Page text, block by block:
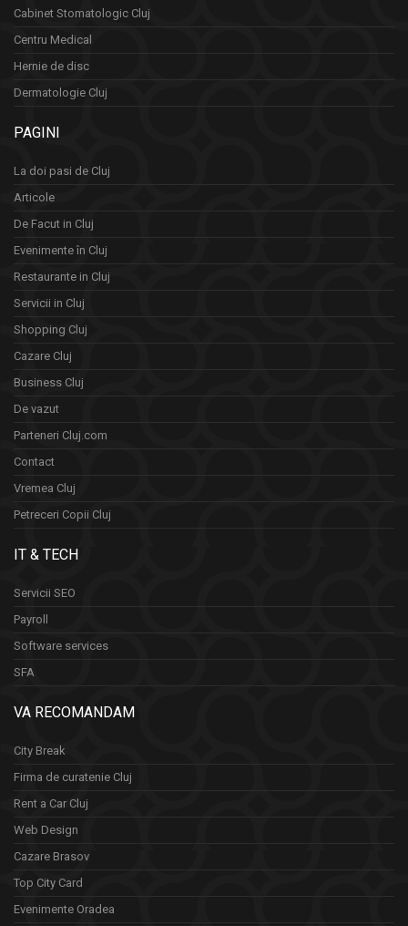
Cabinet Stomatologic Cluj
Centru Medical
Hernie de disc
Dermatologie Cluj
PAGINI
La doi pasi de Cluj
Articole
De Facut in Cluj
Evenimente în Cluj
Restaurante in Cluj
Servicii in Cluj
Shopping Cluj
Cazare Cluj
Business Cluj
De vazut
Parteneri Cluj.com
Contact
Vremea Cluj
Petreceri Copii Cluj
IT & TECH
Servicii SEO
Payroll
Software services
SFA
VA RECOMANDAM
City Break
Firma de curatenie Cluj
Rent a Car Cluj
Web Design
Cazare Brasov
Top City Card
Evenimente Oradea